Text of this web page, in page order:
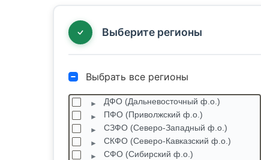
Выберите регионы
Выбрать все регионы
ДФО (Дальневосточный ф.о.)
ПФО (Приволжский ф.о.)
СЗФО (Северо-Западный ф.о.)
СКФО (Северо-Кавказский ф.о.)
СФО (Сибирский ф.о.)